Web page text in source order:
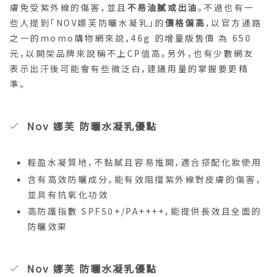
膚免受紫外線的傷害，並且不易油膩或出油 。不過也有一
些人提到「NOV娜芙防曬水凝乳」的價格偏高 ，以官方通路
之一的momo購物網來說，46g 的增量版售價 為 650
元，以開架品牌來說稱不上CP值高。另外，也有少數網友
表示出汗後可能會有些微泛白，建議用量的掌握要更精
準。
Nov 娜芙 防曬水凝乳優點
輕盈水凝質地，不黏膩且容易推開，適合搭配化妝使用
含有高效防曬成分，能有效阻擋紫外線對皮膚的傷害，
並具有抗氧化功效
高防護指數 SPF50+/PA++++，能提供長效且全面的
防曬效果
Nov 娜芙 防曬水凝乳優點